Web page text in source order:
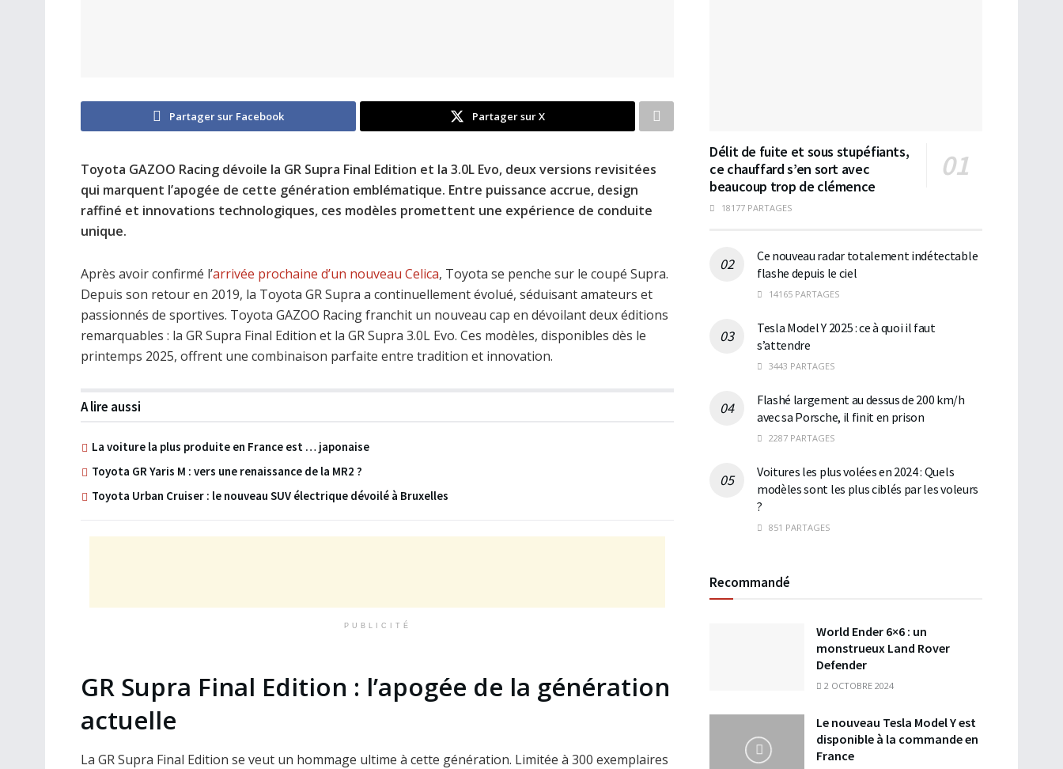
Partager sur Facebook Partager sur X
Toyota GAZOO Racing dévoile la GR Supra Final Edition et la 3.0L Evo, deux versions revisitées
qui marquent l’apogée de cette génération emblématique. Entre puissance accrue, design
raffiné et innovations technologiques, ces modèles promettent une expérience de conduite
unique.
Après avoir confirmé l’arrivée prochaine d’un nouveau Celica, Toyota se penche sur le coupé Supra.
Depuis son retour en 2019, la Toyota GR Supra a continuellement évolué, séduisant amateurs et
passionnés de sportives. Toyota GAZOO Racing franchit un nouveau cap en dévoilant deux éditions
remarquables : la GR Supra Final Edition et la GR Supra 3.0L Evo. Ces modèles, disponibles dès le
printemps 2025, offrent une combinaison parfaite entre tradition et innovation.
A lire aussi
La voiture la plus produite en France est … japonaise
Toyota GR Yaris M : vers une renaissance de la MR2 ?
Toyota Urban Cruiser : le nouveau SUV électrique dévoilé à Bruxelles
PUBLICITÉ
GR Supra Final Edition : l’apogée de la génération
actuelle
La GR Supra Final Edition se veut un hommage ultime à cette génération. Limitée à 300 exemplaires
Délit de fuite et sous stupéfiants,
ce chauffard s’en sort avec
beaucoup trop de clémence
18177 PARTAGES
Ce nouveau radar totalement indétectable
flashe depuis le ciel
14165 PARTAGES
Tesla Model Y 2025 : ce à quoi il faut
s’attendre
3443 PARTAGES
Flashé largement au dessus de 200 km/h
avec sa Porsche, il finit en prison
2287 PARTAGES
Voitures les plus volées en 2024 : Quels
modèles sont les plus ciblés par les voleurs
?
851 PARTAGES
Recommandé
World Ender 6×6 : un
monstrueux Land Rover
Defender
2 OCTOBRE 2024
Le nouveau Tesla Model Y est
disponible à la commande en
France